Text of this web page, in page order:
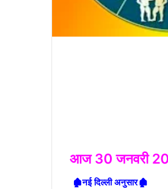
आज 30 जनवरी
🏚नई दिल्ली अनुसार🏚